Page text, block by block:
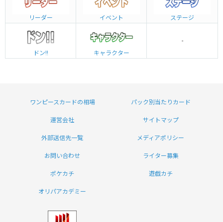
リーダー イベント ステージ
ドン!! キャラクター
-
ワンピースカードの相場 パック別当たりカード
運営会社 サイトマップ
外部送信先一覧 メディアポリシー
お問い合わせ ライター募集
ポケカチ 遊戯カチ
オリパアカデミー